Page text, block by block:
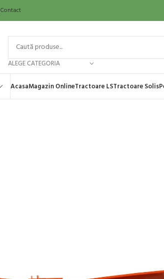
Contact
ALEGE CATEGORIA
AcasaMagazin OnlineTractoare LSTractoare Solis